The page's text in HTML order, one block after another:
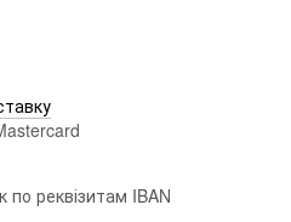
по реквізитам IBAN